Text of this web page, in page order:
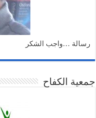
رسالة …واجب الشكر
جمعية الكفاح